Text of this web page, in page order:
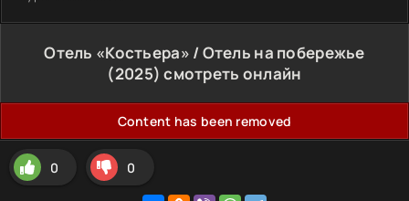
Отель «Костьера» / Отель на побережье
(2025) смотреть онлайн
Content has been removed
0 0